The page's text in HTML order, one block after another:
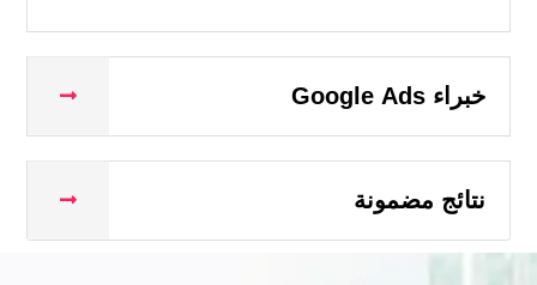
خبراء Google Ads
نتائج مضمونة